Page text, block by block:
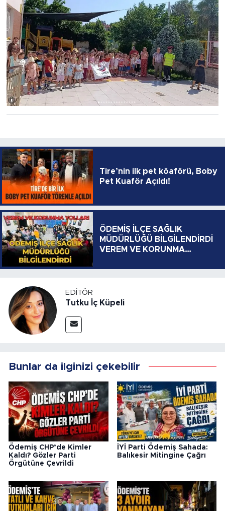
Tire’nin ilk pet köaförü, Boby
Pet Kuaför Açıldı!
ÖDEMİŞ İLÇE SAĞLIK
MÜDÜRLÜĞÜ BİLGİLENDİRDİ
VEREM VE KORUNMA
EDITÖR
Tutku İç Küpeli
Bunlar da ilginizi çekebilir
Ödemiş CHP’de Kimler
Kaldı? Gözler Parti
Örgütüne Çevrildi
İYİ Parti Ödemiş Sahada:
Balıkesir Mitingine Çağrı